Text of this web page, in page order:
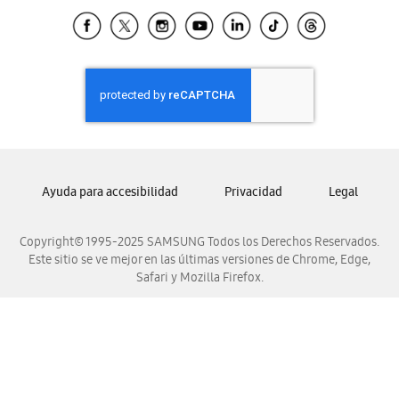
Samsung Ecuador
Samsung El Salvador
Samsung Guatemala
Samsung Honduras
Samsung Nicaragua
Samsung Venezuela
Copyright© 1995-2025 SAMSUNG Todos los Derechos Reservados.
Este sitio se ve mejor en las últimas versiones de Chrome, Edge,
Safari y Mozilla Firefox.
Ayuda para accesibilidad Privacidad Legal